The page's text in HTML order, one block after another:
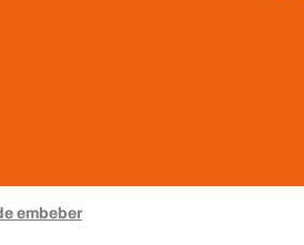
embeber